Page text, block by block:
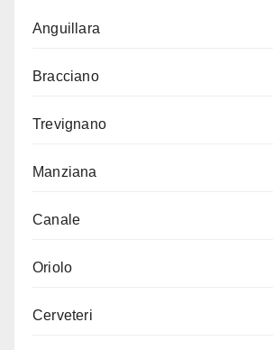
Anguillara
Bracciano
Trevignano
Manziana
Canale
Oriolo
Cerveteri